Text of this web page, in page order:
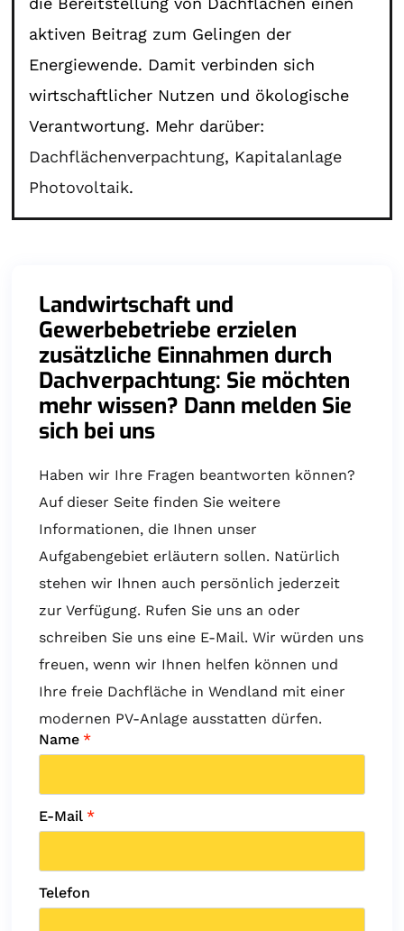
aktiven Beitrag zum Gelingen der
Energiewende. Damit verbinden sich
wirtschaftlicher Nutzen und ökologische
Verantwortung. Mehr darüber:
Dachflächenverpachtung, Kapitalanlage
Photovoltaik.
Landwirtschaft und
Gewerbebetriebe erzielen
zusätzliche Einnahmen durch
Dachverpachtung: Sie möchten
mehr wissen? Dann melden Sie
sich bei uns
Haben wir Ihre Fragen beantworten können?
Auf dieser Seite finden Sie weitere
Informationen, die Ihnen unser
Aufgabengebiet erläutern sollen. Natürlich
stehen wir Ihnen auch persönlich jederzeit
zur Verfügung. Rufen Sie uns an oder
schreiben Sie uns eine E-Mail. Wir würden uns
freuen, wenn wir Ihnen helfen können und
Ihre freie Dachfläche in Wendland mit einer
modernen PV-Anlage ausstatten dürfen.
Name *
E-Mail *
Telefon